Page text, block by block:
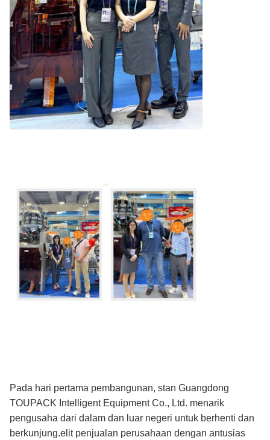
Pada hari pertama pembangunan, stan Guangdong
TOUPACK Intelligent Equipment Co., Ltd. menarik
pengusaha dari dalam dan luar negeri untuk berhenti dan
berkunjung.elit penjualan perusahaan dengan antusias